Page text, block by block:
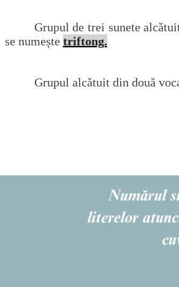
Grupul de trei sunete
se numește triftong.
Grupul alcătuit din două